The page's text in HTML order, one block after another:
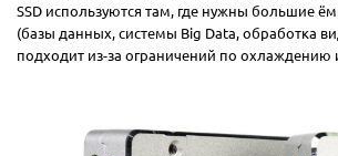
SSD используются там, где нужны большие
(базы данных, системы Big Data, обработка
подходит из-за ограничений по